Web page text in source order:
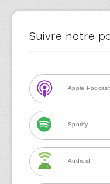
Suivre notre
Apple
Spotify
Android